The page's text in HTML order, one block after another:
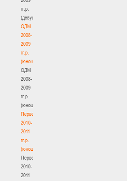
гг.р.
(девушки)
ОДМ
2008-
2009
гг.р.
(юноши)
ОДМ
2008-
2009
гг.р.
(юноши)
Первенство
2010-
2011
гг.р.
(юноши)
Первенство
2010-
2011